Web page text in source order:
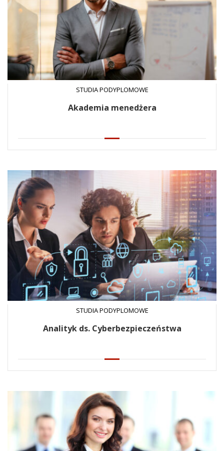
STUDIA PODYPLOMOWE
Akademia menedżera
STUDIA PODYPLOMOWE
Analityk ds. Cyberbezpieczeństwa